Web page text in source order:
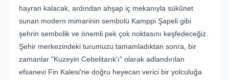
hayran kalacak, ardından ahşap iç mekanıyla sükûnet
sunan modern mimarinin sembolü Kamppi Şapeli gibi
şehrin sembolik ve önemli pek çok noktasını keşfedeceğiz.
Şehir merkezindeki turumuzu tamamladıktan sonra, bir
zamanlar "Kuzeyin Cebelitarık'ı" olarak adlandırılan
efsanevi Fin Kalesi'ne doğru heyecan verici bir yolculuğa